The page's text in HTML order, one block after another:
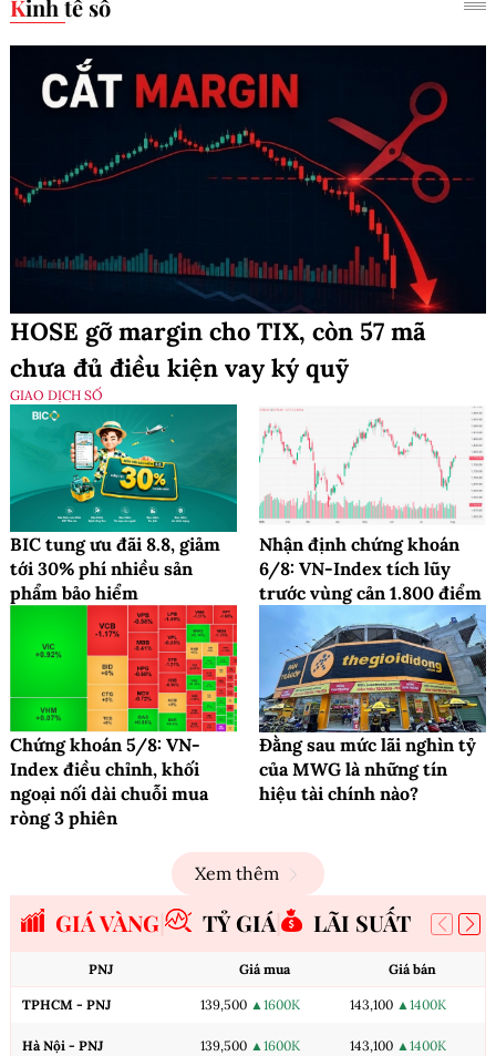
Kinh tế số
HOSE gỡ margin cho TIX, còn 57 mã
chưa đủ điều kiện vay ký quỹ
GIAO DỊCH SỐ
BIC tung ưu đãi 8.8, giảm
tới 30% phí nhiều sản
phẩm bảo hiểm
Nhận định chứng khoán
6/8: VN-Index tích lũy
trước vùng cản 1.800 điểm
Chứng khoán 5/8: VN-
Index điều chỉnh, khối
ngoại nối dài chuỗi mua
ròng 3 phiên
Đằng sau mức lãi nghìn tỷ
của MWG là những tín
hiệu tài chính nào?
Xem thêm
GIÁ VÀNG TỶ GIÁ LÃI SUẤT
PNJ Giá mua Giá bán
TPHCM - PNJ 139,500 ▲1600K 143,100 ▲1400K
Hà Nội - PNJ 139,500 ▲1600K 143,100 ▲1400K